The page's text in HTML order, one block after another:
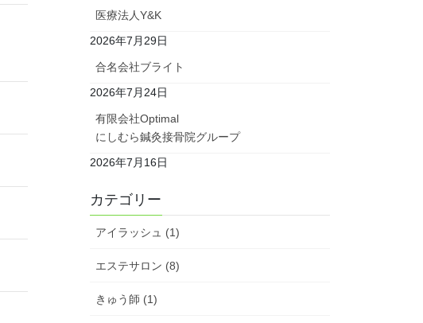
医療法人Y&K
2026年7月29日
合名会社ブライト
2026年7月24日
有限会社Optimal
にしむら鍼灸接骨院グループ
2026年7月16日
カテゴリー
アイラッシュ (1)
エステサロン (8)
きゅう師 (1)